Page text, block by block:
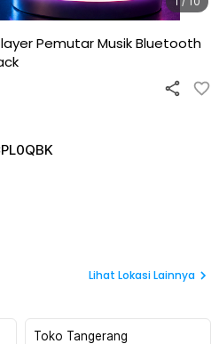
Pemutar Musik Bluetooth
Lihat Lokasi Lainnya
Toko Tangerang